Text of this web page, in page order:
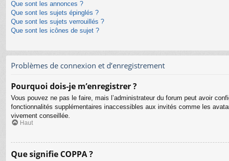
Que sont les annonces ?
Que sont les sujets épinglés ?
Que sont les sujets verrouillés ?
Que sont les icônes de sujet ?
Problèmes de connexion et d’enregistrement
Pourquoi dois-je m’enregistrer ?
Vous pouvez ne pas le faire, mais l’administrateur du forum peut avoir
fonctionnalités supplémentaires inaccessibles aux invités comme les
vivement conseillée.
Haut
Que signifie COPPA ?